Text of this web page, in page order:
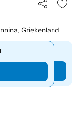
Delen
Griekenland